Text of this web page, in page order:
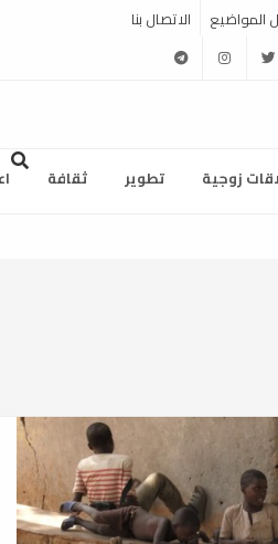
المواضيع الاتصال بنا
twitter
instagram
telegram
زوجية تطوير ثقافة